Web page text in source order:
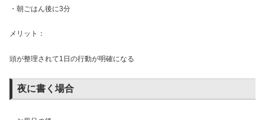
・朝ごはん後に3分
メリット：
頭が整理されて1日の行動が明確になる
夜に書く場合